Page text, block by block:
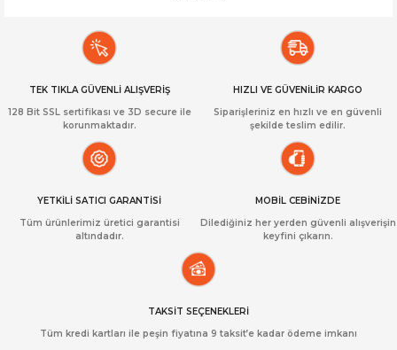
TEK TIKLA GÜVENLİ ALIŞVERİŞ
128 Bit SSL sertifikası ve 3D secure ile
korunmaktadır.
HIZLI VE GÜVENİLİR KARGO
Siparişleriniz en hızlı ve en güvenli
şekilde teslim edilir.
YETKİLİ SATICI GARANTİSİ
Tüm ürünlerimiz üretici garantisi
altındadır.
MOBİL CEBİNİZDE
Dilediğiniz her yerden güvenli alışverişin
keyfini çıkarın.
TAKSİT SEÇENEKLERİ
Tüm kredi kartları ile peşin fiyatına 9 taksit’e kadar ödeme imkanı